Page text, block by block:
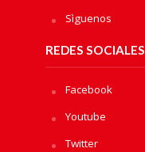
Sìguenos
REDES SOCIALES
Facebook
Youtube
Twitter